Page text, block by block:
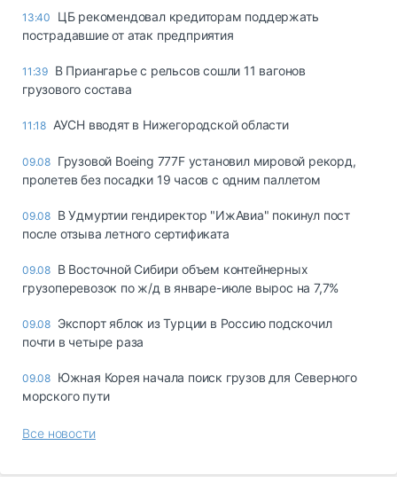
13:40
ЦБ рекомендовал кредиторам поддержать
пострадавшие от атак предприятия
11:39 В Приангарье с рельсов сошли 11 вагонов
грузового состава
11:18 АУСН вводят в Нижегородской области
09.08 Грузовой Boeing 777F установил мировой рекорд,
пролетев без посадки 19 часов с одним паллетом
09.08 В Удмуртии гендиректор "ИжАвиа" покинул пост
после отзыва летного сертификата
09.08 В Восточной Сибири объем контейнерных
грузоперевозок по ж/д в январе-июле вырос на 7,7%
09.08 Экспорт яблок из Турции в Россию подскочил
почти в четыре раза
09.08 Южная Корея начала поиск грузов для Северного
морского пути
Все новости